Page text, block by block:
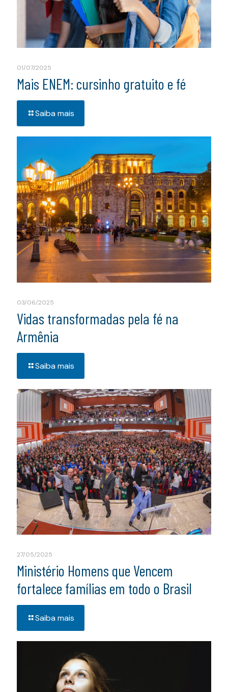
01/07/2025
Mais ENEM: cursinho gratuito e fé
Saiba mais
03/06/2025
Vidas transformadas pela fé na
Armênia
Saiba mais
27/05/2025
Ministério Homens que Vencem
fortalece famílias em todo o Brasil
Saiba mais